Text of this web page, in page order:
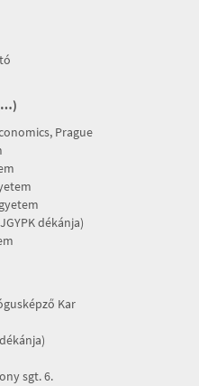
…)
Prague
dékánja)
Kar
sgt. 6.